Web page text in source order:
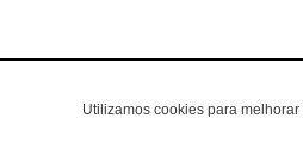
Utilizamos cookies para